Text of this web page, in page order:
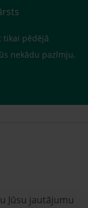
tikai pēdējā
nekādu pazīmju,
Jūsu jautājumu